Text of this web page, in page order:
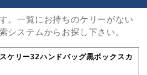
。一覧にお持ちのケリーがない
システムからお探し下さい。
ケリー32ハンドバッグ黒ボックスカ